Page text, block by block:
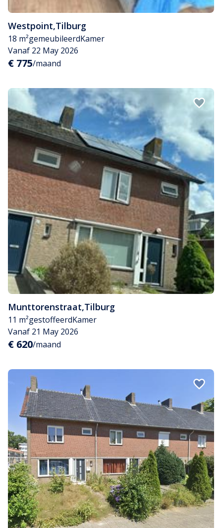
Westpoint,Tilburg
18 m²gemeubileerdKamer
Vanaf 22 May 2026
€ 775/maand
Munttorenstraat,Tilburg
11 m²gestoffeerdKamer
Vanaf 21 May 2026
€ 620/maand